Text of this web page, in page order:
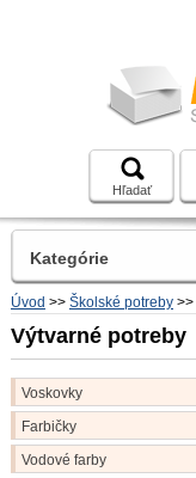
Hľadať
Úvod >> Školské potreby >>
Výtvarné potreby
Voskovky
Farbičky
Vodové farby
Kategórie